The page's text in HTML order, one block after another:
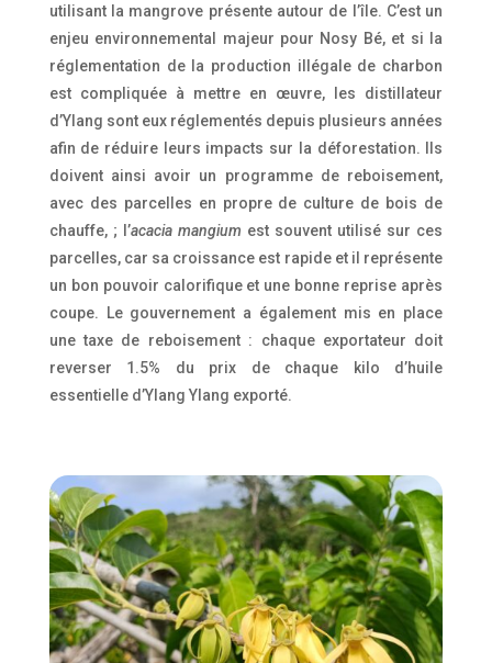
utilisant la mangrove présente autour de l’île. C’est un
enjeu environnemental majeur pour Nosy Bé, et si la
réglementation de la production illégale de charbon
est compliquée à mettre en œuvre, les distillateur
d’Ylang sont eux réglementés depuis plusieurs années
afin de réduire leurs impacts sur la déforestation. Ils
doivent ainsi avoir un programme de reboisement,
avec des parcelles en propre de culture de bois de
chauffe, ; l’acacia mangium est souvent utilisé sur ces
parcelles, car sa croissance est rapide et il représente
un bon pouvoir calorifique et une bonne reprise après
coupe. Le gouvernement a également mis en place
une taxe de reboisement : chaque exportateur doit
reverser 1.5% du prix de chaque kilo d’huile
essentielle d’Ylang Ylang exporté.